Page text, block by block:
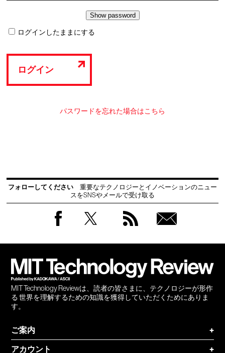
ログインしたままにする
ログイン
パスワードを忘れた場合はこちら
フォローしてください
重要なテクノロジーとイノベーションのニュー
スをSNSやメールで受け取る
MIT Technology Reviewは、読者の皆さまに、テクノロジーが形作
る 世界を理解するための知識を獲得していただくためにありま
す。
ご案内
+
アカウント
+